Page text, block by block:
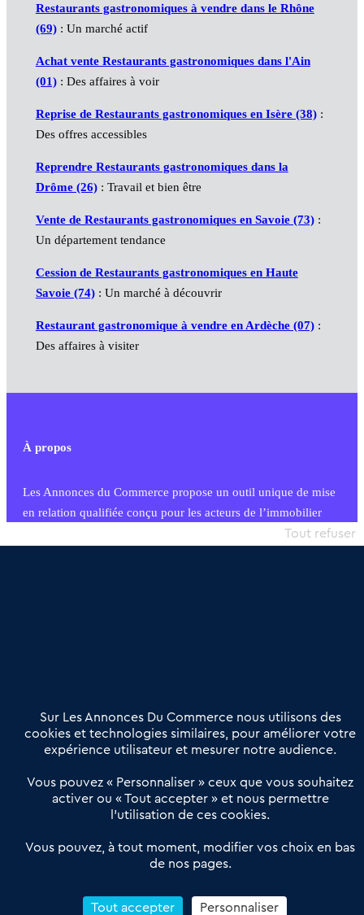
Restaurants gastronomiques à vendre dans le Rhône
(69): Un marché actif
Achat vente Restaurants gastronomiques dans l'Ain
(01): Des affaires à voir
Reprise de Restaurants gastronomiques en Isère (38):
Des offres accessibles
Reprendre Restaurants gastronomiques dans la
Drôme (26): Travail et bien être
Vente de Restaurants gastronomiques en Savoie (73):
Un département tendance
Cession de Restaurants gastronomiques en Haute
Savoie (74): Un marché à découvrir
Restaurant gastronomique à vendre en Ardèche (07):
Des affaires à visiter
À propos
Les Annonces du Commerce propose un outil unique de mise
en relation qualifiée conçu pour les acteurs de l’immobilier
commercial et les collectivités territoriales, simple et intégrant
Offres Pro
Actualités
Qui sommes nous ?
Derniers articles
Réseau 3C : un partenaire national dédié aux transactions
Petitscommerces : Un partenariat au service du commerce de
proximité et des territoires
Reprendre un Restaurant Rapide
Sur Les Annonces Du Commerce nous utilisons des
cookies et technologies similaires, pour améliorer votre
expérience utilisateur et mesurer notre audience.
Vous pouvez « Personnaliser » ceux que vous souhaitez
activer ou « Tout accepter » et nous permettre
l’utilisation de ces cookies.
Vous pouvez, à tout moment, modifier vos choix en bas
de nos pages.
Tout accepter
Tout refuser
Personnaliser